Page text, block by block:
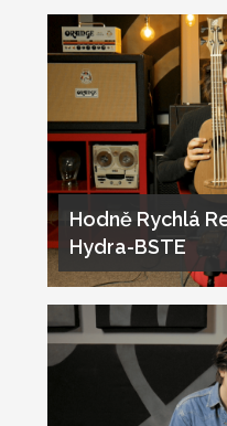
Hodně Rychlá
Hydra-BSTE